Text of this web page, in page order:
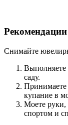
Снимайте
Выполняете
саду.
купание в
Моете руки,
спортом и